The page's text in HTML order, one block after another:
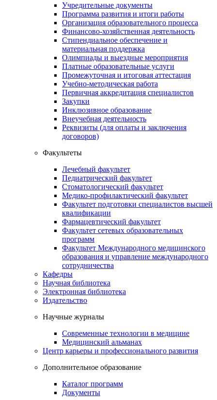
Учредительные документы
Программа развития и итоги работы
Организация образовательного процесса
Финансово-хозяйственная деятельность
Стипендиальное обеспечение и
материальная поддержка
Олимпиады и выездные мероприятия
Платные образовательные услуги
Промежуточная и итоговая аттестация
Учебно-методическая работа
Первичная аккредитация специалистов
Закупки
Инклюзивное образование
Внеучебная деятельность
Реквизиты (для оплаты и заключения
договоров)
Факультеты
Лечебный факультет
Педиатрический факультет
Стоматологический факультет
Медико-профилактический факультет
Факультет подготовки специалистов высшей
квалификации
Фармацевтический факультет
Факультет сетевых образовательных
программ
Факультет Международного медицинского
образования и управление международного
сотрудничества
Кафедры
Научная библиотека
Электронная библиотека
Издательство
Научные журналы
Современные технологии в медицине
Медицинский альманах
Центр карьеры и профессионального развития
Дополнительное образование
Каталог программ
Документы